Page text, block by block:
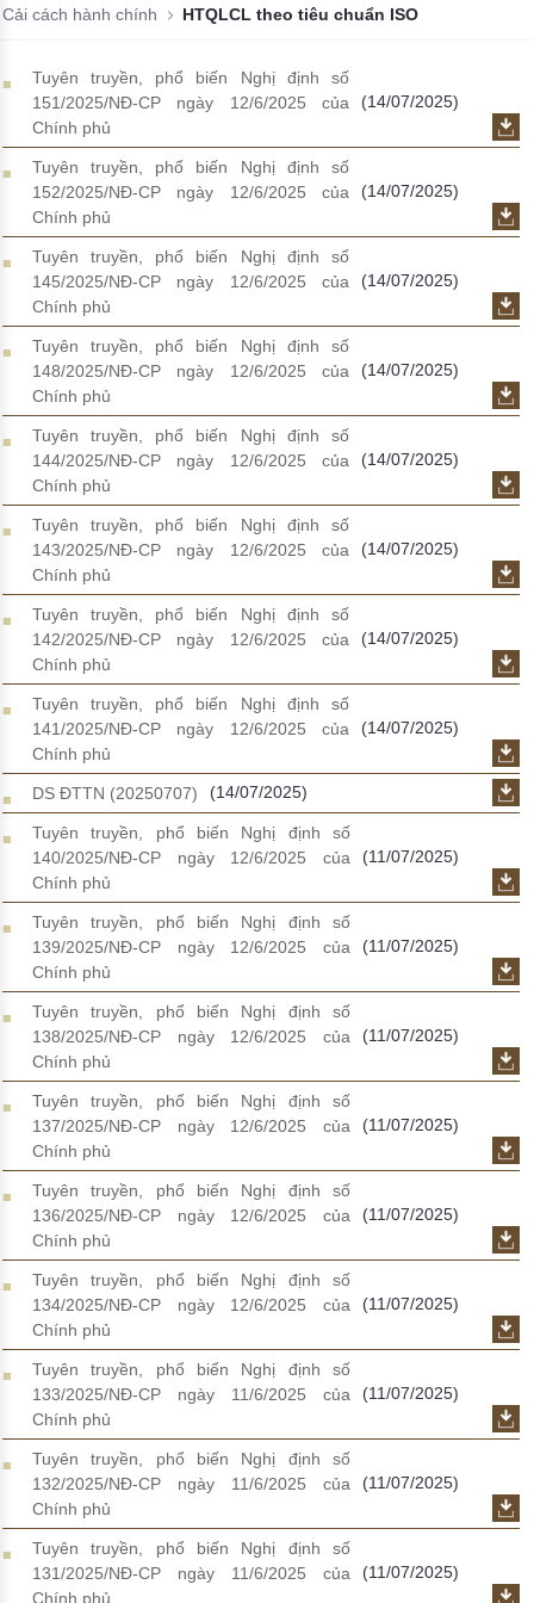
Đào tạo ISO
Cải cách hành chính HTQLCL theo tiêu chuẩn ISO
Tuyên truyền, phổ biến Nghị định số
151/2025/NĐ-CP ngày 12/6/2025 của
Chính phủ
(14/07/2025)
Tuyên truyền, phổ biến Nghị định số
152/2025/NĐ-CP ngày 12/6/2025 của
Chính phủ
(14/07/2025)
Tuyên truyền, phổ biến Nghị định số
145/2025/NĐ-CP ngày 12/6/2025 của
Chính phủ
(14/07/2025)
Tuyên truyền, phổ biến Nghị định số
148/2025/NĐ-CP ngày 12/6/2025 của
Chính phủ
(14/07/2025)
Tuyên truyền, phổ biến Nghị định số
144/2025/NĐ-CP ngày 12/6/2025 của
Chính phủ
(14/07/2025)
Tuyên truyền, phổ biến Nghị định số
143/2025/NĐ-CP ngày 12/6/2025 của
Chính phủ
(14/07/2025)
Tuyên truyền, phổ biến Nghị định số
142/2025/NĐ-CP ngày 12/6/2025 của
Chính phủ
(14/07/2025)
Tuyên truyền, phổ biến Nghị định số
141/2025/NĐ-CP ngày 12/6/2025 của
Chính phủ
(14/07/2025)
DS ĐTTN (20250707) (14/07/2025)
Tuyên truyền, phổ biến Nghị định số
140/2025/NĐ-CP ngày 12/6/2025 của
Chính phủ
(11/07/2025)
Tuyên truyền, phổ biến Nghị định số
139/2025/NĐ-CP ngày 12/6/2025 của
Chính phủ
(11/07/2025)
Tuyên truyền, phổ biến Nghị định số
138/2025/NĐ-CP ngày 12/6/2025 của
Chính phủ
(11/07/2025)
Tuyên truyền, phổ biến Nghị định số
137/2025/NĐ-CP ngày 12/6/2025 của
Chính phủ
(11/07/2025)
Tuyên truyền, phổ biến Nghị định số
136/2025/NĐ-CP ngày 12/6/2025 của
Chính phủ
(11/07/2025)
Tuyên truyền, phổ biến Nghị định số
134/2025/NĐ-CP ngày 12/6/2025 của
Chính phủ
(11/07/2025)
Tuyên truyền, phổ biến Nghị định số
133/2025/NĐ-CP ngày 11/6/2025 của
Chính phủ
(11/07/2025)
Tuyên truyền, phổ biến Nghị định số
132/2025/NĐ-CP ngày 11/6/2025 của
Chính phủ
(11/07/2025)
Tuyên truyền, phổ biến Nghị định số
131/2025/NĐ-CP ngày 11/6/2025 của
Chính phủ
(11/07/2025)